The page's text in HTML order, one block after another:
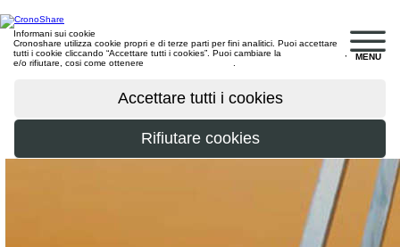
MENU
Informani sui cookie
Cronoshare utilizza cookie propri e di terze parti per fini analitici. Puoi accettare
tutti i cookie cliccando “Accettare tutti i cookies”. Puoi cambiare la
e/o rifiutare, cosi come ottenere